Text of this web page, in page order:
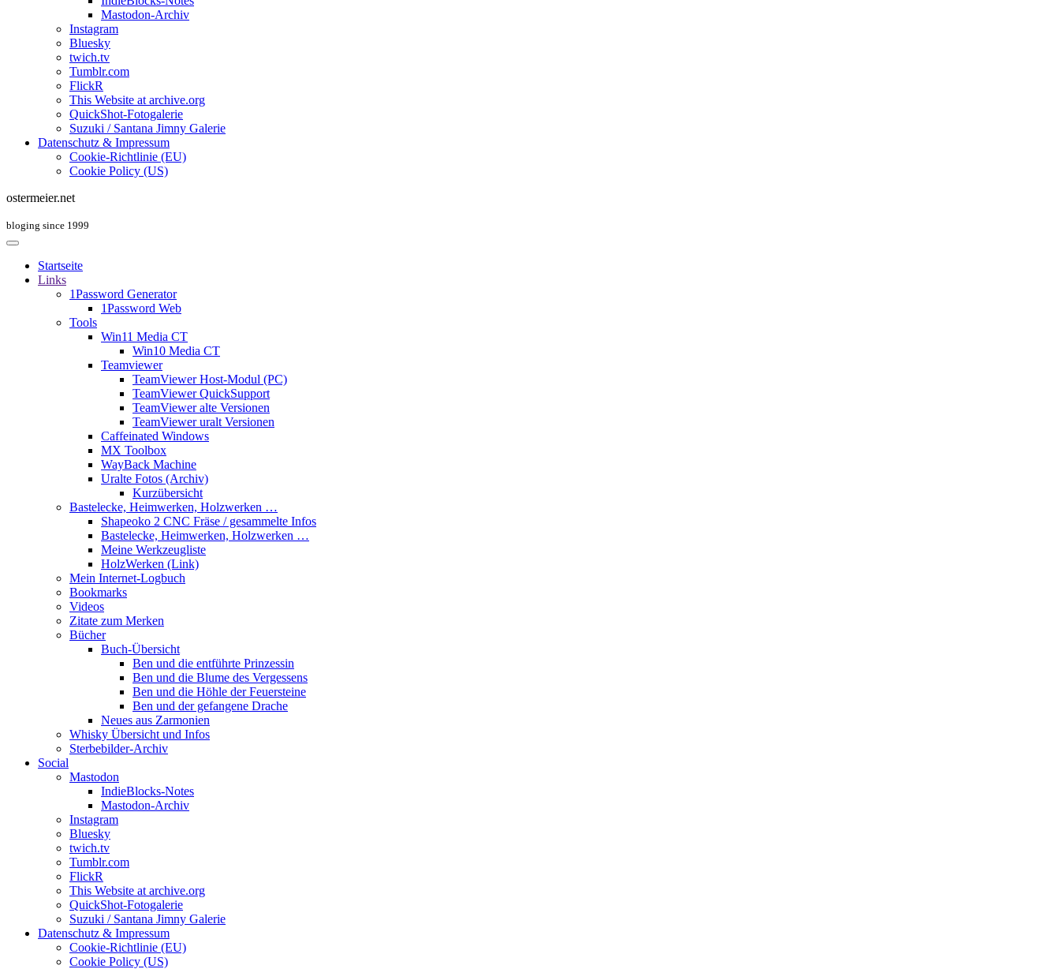
Mastodon-Archiv
Instagram
Bluesky
twich.tv
Tumblr.com
FlickR
This Website at archive.org
QuickShot-Fotogalerie
Suzuki / Santana Jimny Galerie
Datenschutz & Impressum
Cookie-Richtlinie (EU)
Cookie Policy (US)
ostermeier.net
bloging since 1999
Startseite
Links
1Password Generator
1Password Web
Tools
Win11 Media CT
Win10 Media CT
Teamviewer
TeamViewer Host-Modul (PC)
TeamViewer QuickSupport
TeamViewer alte Versionen
TeamViewer uralt Versionen
Caffeinated Windows
MX Toolbox
WayBack Machine
Uralte Fotos (Archiv)
Kurzübersicht
Bastelecke, Heimwerken, Holzwerken …
Shapeoko 2 CNC Fräse / gesammelte Infos
Bastelecke, Heimwerken, Holzwerken …
Meine Werkzeugliste
HolzWerken (Link)
Mein Internet-Logbuch
Bookmarks
Videos
Zitate zum Merken
Bücher
Buch-Übersicht
Ben und die entführte Prinzessin
Ben und die Blume des Vergessens
Ben und die Höhle der Feuersteine
Ben und der gefangene Drache
Neues aus Zarmonien
Whisky Übersicht und Infos
Sterbebilder-Archiv
Social
Mastodon
IndieBlocks-Notes
Mastodon-Archiv
Instagram
Bluesky
twich.tv
Tumblr.com
FlickR
This Website at archive.org
QuickShot-Fotogalerie
Suzuki / Santana Jimny Galerie
Datenschutz & Impressum
Cookie-Richtlinie (EU)
Cookie Policy (US)